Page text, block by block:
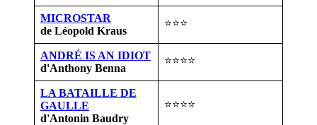
MICROSTAR
de Léopold Kraus
⭐⭐⭐
ANDRÉ IS AN IDIOT
d'Anthony Benna
⭐⭐⭐⭐
LA BATAILLE DE
GAULLE
d'Antonin Baudry
⭐⭐⭐⭐